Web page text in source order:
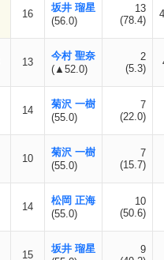
16
坂井 瑠星
(56.0)
13
(78.4)
13
今村 聖奈
(▲52.0)
2
(5.3)
14
菊沢 一樹
(55.0)
7
(22.0)
10
菊沢 一樹
(55.0)
7
(15.7)
14
松岡 正海
(55.0)
10
(50.6)
15
坂井 瑠星
9